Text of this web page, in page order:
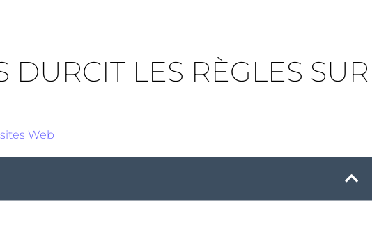
LES RÈGLES SUR
Web